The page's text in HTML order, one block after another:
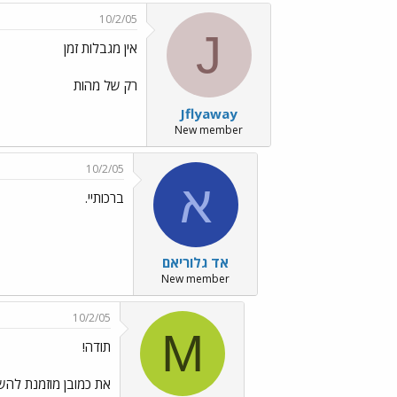
J
Jflyaway
New member
10/2/05
אין מגבלות זמן
רק של מהות
א
אד גלוריאם
New member
10/2/05
ברכותיי.
M
10/2/05
תודה!
את כמובן מוזמנת